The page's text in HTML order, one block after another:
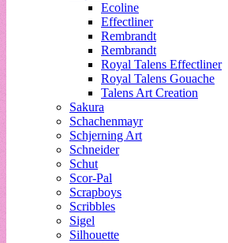
Ecoline
Effectliner
Rembrandt
Rembrandt
Royal Talens Effectliner
Royal Talens Gouache
Talens Art Creation
Sakura
Schachenmayr
Schjerning Art
Schneider
Schut
Scor-Pal
Scrapboys
Scribbles
Sigel
Silhouette